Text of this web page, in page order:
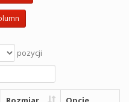
pozycji